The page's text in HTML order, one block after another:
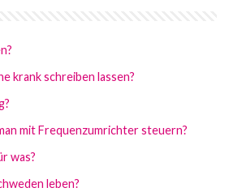
krank schreiben lassen?
mit Frequenzumrichter steuern?
was?
leben?